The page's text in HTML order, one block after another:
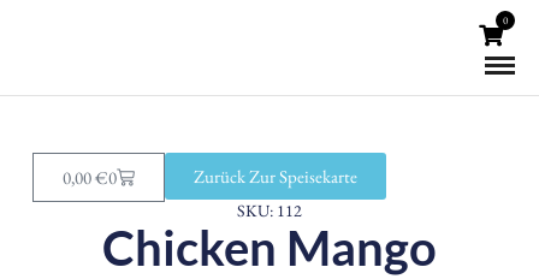
0
0,00€0 Zurück Zur Speisekarte
SKU: 112
Chicken Mango